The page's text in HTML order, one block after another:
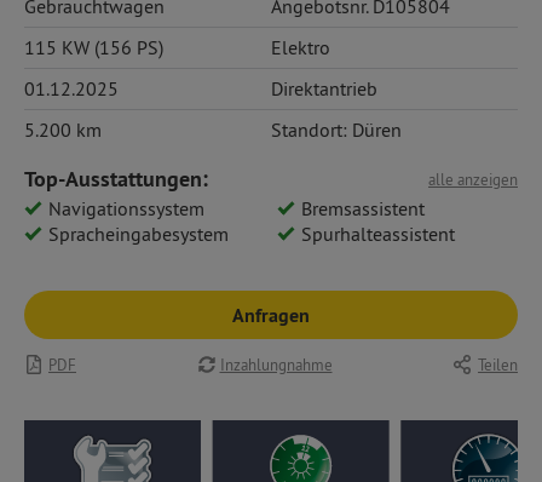
Gebrauchtwagen
Angebotsnr. D105804
115 KW (156 PS)
Elektro
01.12.2025
Direktantrieb
5.200 km
Standort: Düren
alle anzeigen
Top-Ausstattungen:
Navigationssystem
Bremsassistent
Spracheingabesystem
Spurhalteassistent
Anfragen
PDF Inzahlungnahme Teilen